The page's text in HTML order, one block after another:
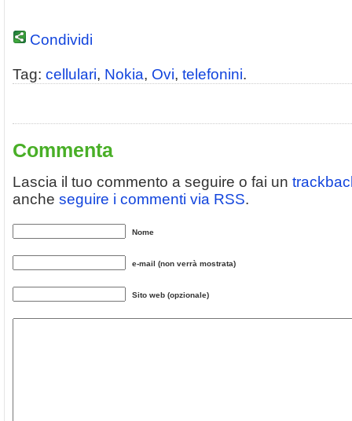
Condividi
Tag: cellulari, Nokia, Ovi, telefonini.
Commenta
Lascia il tuo commento a seguire o fai un
anche seguire i commenti via RSS.
Nome
e-mail (non verrà mostrata)
Sito web (opzionale)